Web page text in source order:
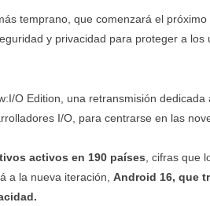
temprano, que comenzará el
y privacidad para proteger a los
O Edition, una retransmisión
I/O, para centrarse en las
activos en 190 países, cifras que
a la nueva iteración, Android 16, que